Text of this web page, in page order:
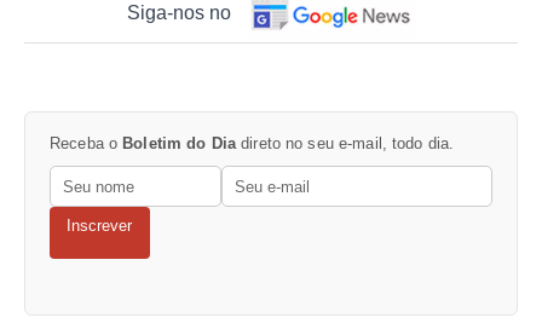
Siga-nos no
Receba o Boletim do Dia direto no seu e-mail, todo dia.
Inscrever